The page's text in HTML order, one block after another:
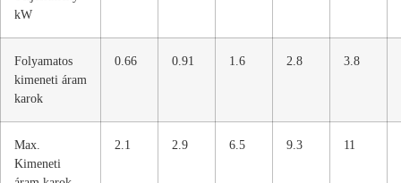
kW
Folyamatos
kimeneti áram
karok
0.66 0.91 1.6 2.8 3.8
Max.
Kimeneti
2.1 2.9 6.5 9.3 11